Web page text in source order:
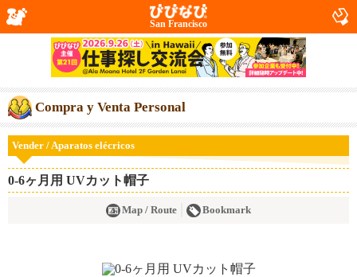
San Francisco
Compra y Venta Personal
Vender / Aparatos elécricos
0-6ヶ月用 UVカット帽子
Map / Route Bookmark